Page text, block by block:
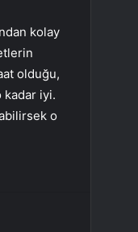
kolay
olduğu,
kadar iyi.
o